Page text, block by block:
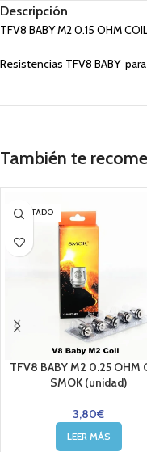
Descripción
TFV8 BABY M2 0.15 OHM
Resistencias TFV8 BABY
También te
AGOTADO
TFV8 BABY M2 0.25 OHM
SMOK (unidad)
3,80€
LEER MÁS